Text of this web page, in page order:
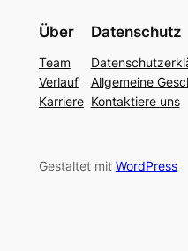
Über
Team
Verlauf
Karriere
Datenschutz
Allgemeine
Kontaktiere uns
Gestaltet mit WordPress